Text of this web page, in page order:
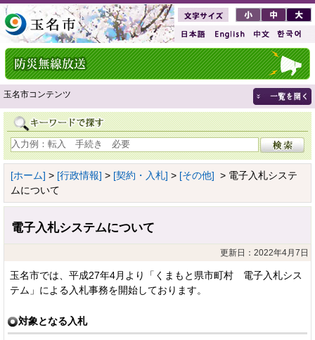
玉名市コンテンツ
[ホーム] > [行政情報] > [契約・入札] > [その他] > 電子入札システ
ムについて
電子入札システムについて
更新日：2022年4月7日
玉名市では、平成27年4月より「くまもと県市町村 電子入札シス
テム」による入札事務を開始しております。
対象となる入札